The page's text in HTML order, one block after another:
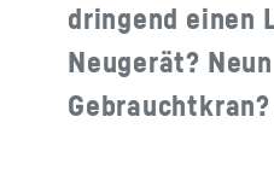
dringend einen
Neugerät?